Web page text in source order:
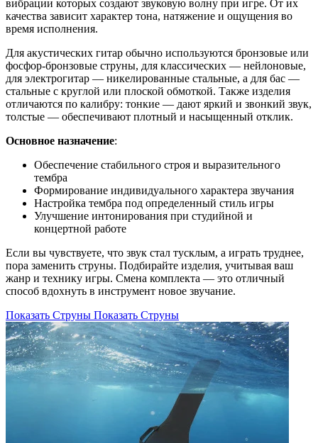
вибрации которых создают звуковую волну при игре. От их
качества зависит характер тона, натяжение и ощущения во
время исполнения.
Для акустических гитар обычно используются бронзовые или
фосфор-бронзовые струны, для классических — нейлоновые,
для электрогитар — никелированные стальные, а для бас —
стальные с круглой или плоской обмоткой. Также изделия
отличаются по калибру: тонкие — дают яркий и звонкий звук,
толстые — обеспечивают плотный и насыщенный отклик.
Основное назначение:
Обеспечение стабильного строя и выразительного
тембра
Формирование индивидуального характера звучания
Настройка тембра под определенный стиль игры
Улучшение интонирования при студийной и
концертной работе
Если вы чувствуете, что звук стал тусклым, а играть труднее,
пора заменить струны. Подбирайте изделия, учитывая ваш
жанр и технику игры. Смена комплекта — это отличный
способ вдохнуть в инструмент новое звучание.
Показать Струны Показать Струны